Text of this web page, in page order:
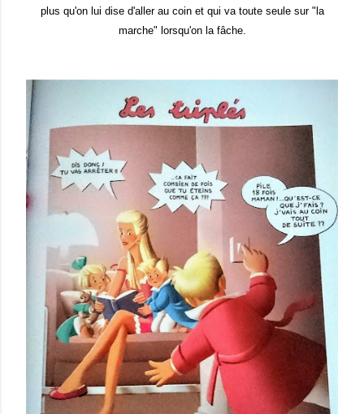
plus qu'on lui dise d'aller au coin et qui va toute seule sur "la
marche" lorsqu'on la fâche.